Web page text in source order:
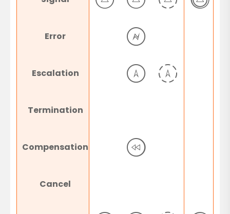
Error
Escalation
Termination
Compensation
Cancel